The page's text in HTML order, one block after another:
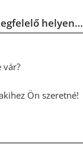
helyen…
vár?
Ön szeretné!